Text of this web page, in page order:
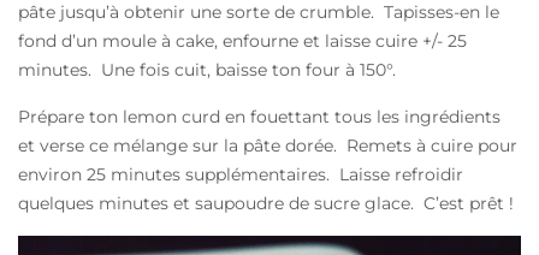
pâte jusqu’à obtenir une sorte de crumble. Tapisses-en le
fond d’un moule à cake, enfourne et laisse cuire +/- 25
minutes. Une fois cuit, baisse ton four à 150°.
Prépare ton lemon curd en fouettant tous les ingrédients
et verse ce mélange sur la pâte dorée. Remets à cuire pour
environ 25 minutes supplémentaires. Laisse refroidir
quelques minutes et saupoudre de sucre glace. C’est prêt !